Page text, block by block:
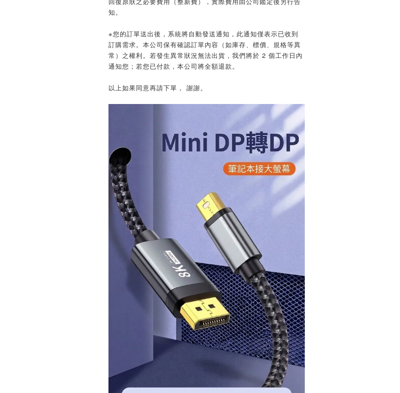
知。
※您的訂單送出後，系統將自動發送通知，此通知僅表示已收到
訂購需求。本公司保有確認訂單內容（如庫存、標價、規格等異
常）之權利。若發生異常狀況無法出貨，我們將於 2 個工作日內
通知您；若您已付款，本公司將全額退款。
以上如果同意再請下單， 謝謝。